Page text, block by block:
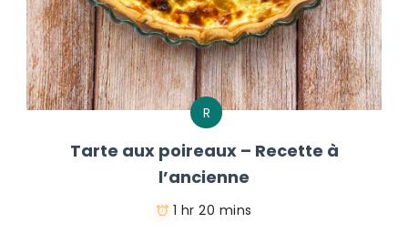
R
Tarte aux poireaux – Recette à
l’ancienne
1 hr 20 mins